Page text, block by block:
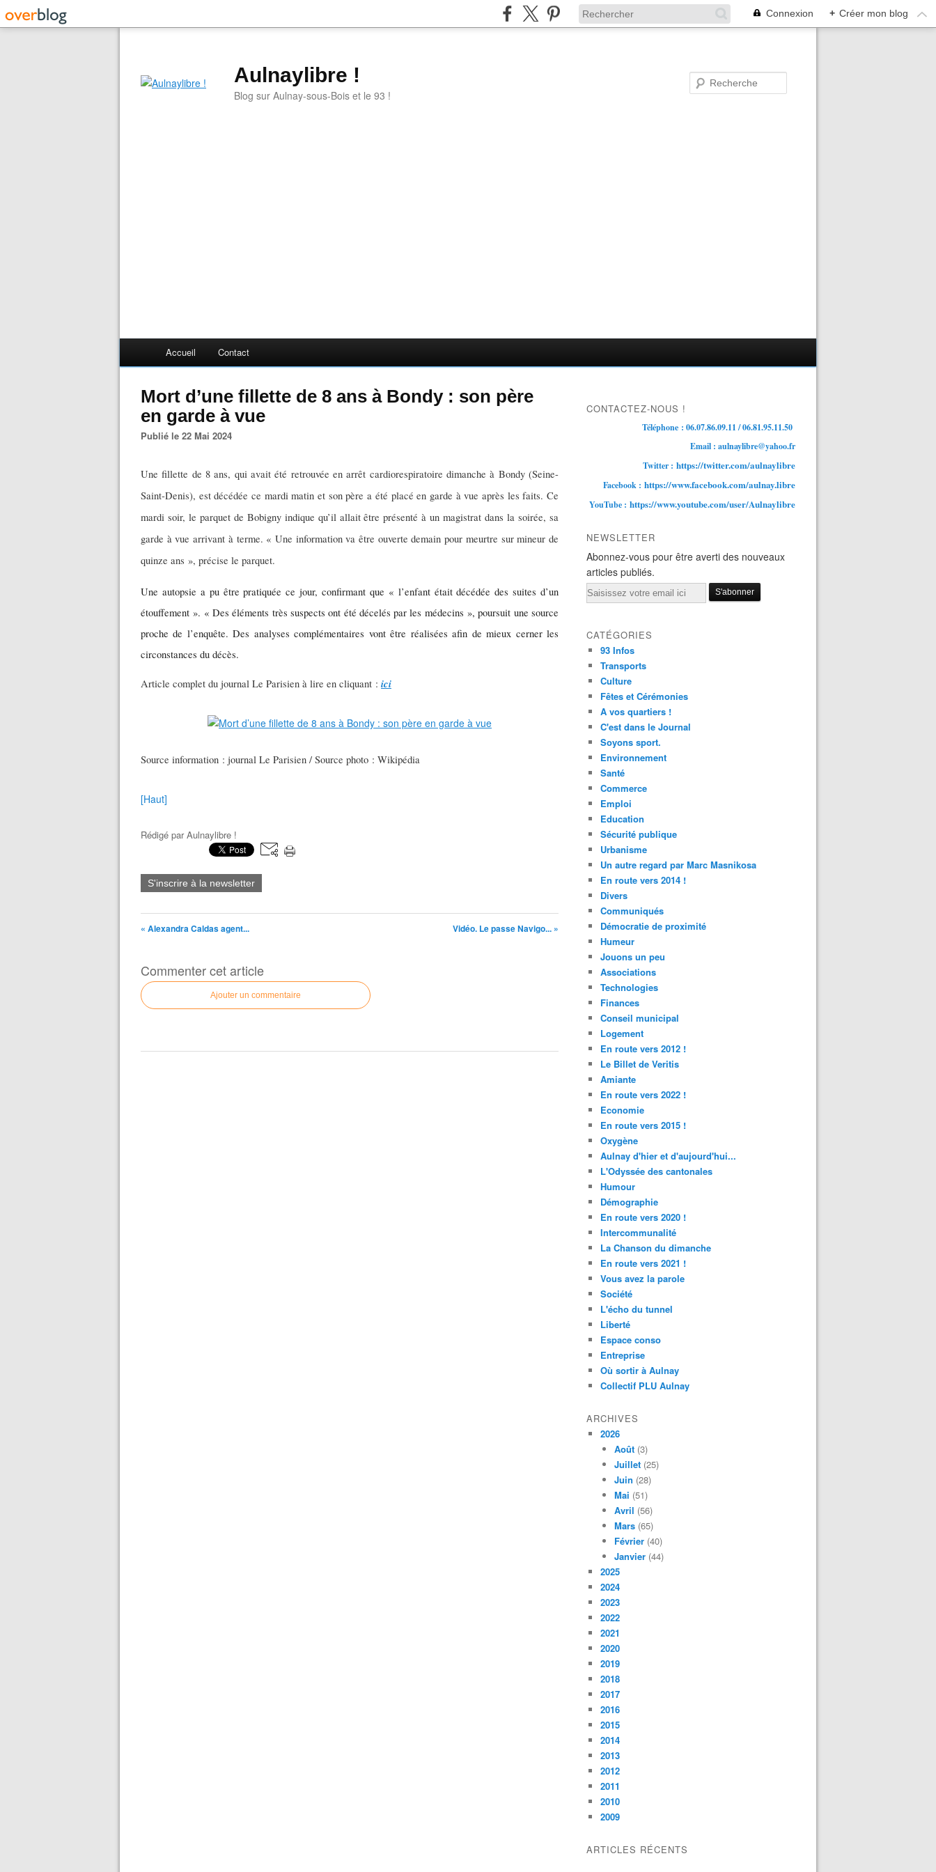
Connexion + Créer mon blog
Aulnaylibre !
Blog sur Aulnay-sous-Bois et le 93 !
Accueil Contact
Mort d’une fillette de 8 ans à Bondy : son père
en garde à vue
Publié le 22 Mai 2024
Une fillette de 8 ans, qui avait été retrouvée en arrêt cardiorespiratoire dimanche à Bondy (Seine-
Saint-Denis), est décédée ce mardi matin et son père a été placé en garde à vue après les faits. Ce
mardi soir, le parquet de Bobigny indique qu’il allait être présenté à un magistrat dans la soirée, sa
garde à vue arrivant à terme. « Une information va être ouverte demain pour meurtre sur mineur de
quinze ans », précise le parquet.
Une autopsie a pu être pratiquée ce jour, confirmant que « l’enfant était décédée des suites d’un
étouffement ». « Des éléments très suspects ont été décelés par les médecins », poursuit une source
proche de l’enquête. Des analyses complémentaires vont être réalisées afin de mieux cerner les
circonstances du décès.
Article complet du journal Le Parisien à lire en cliquant : ici
Source information : journal Le Parisien / Source photo : Wikipédia
[Haut]
Rédigé parAulnaylibre !
S'inscrire à la newsletter
« Alexandra Caldas agent... Vidéo. Le passe Navigo... »
Commenter cet article
Ajouter un commentaire
CONTACTEZ-NOUS !
Téléphone : 06.07.86.09.11 / 06.81.95.11.50
Email : aulnaylibre@yahoo.fr
Twitter : https://twitter.com/aulnaylibre
Facebook : https://www.facebook.com/aulnay.libre
YouTube : https://www.youtube.com/user/Aulnaylibre
NEWSLETTER
Abonnez-vous pour être averti des nouveaux
articles publiés.
Email
CATÉGORIES
93 Infos
Transports
Culture
Fêtes et Cérémonies
A vos quartiers !
C'est dans le Journal
Soyons sport.
Environnement
Santé
Commerce
Emploi
Education
Sécurité publique
Urbanisme
Un autre regard par Marc Masnikosa
En route vers 2014 !
Divers
Communiqués
Démocratie de proximité
Humeur
Jouons un peu
Associations
Technologies
Finances
Conseil municipal
Logement
En route vers 2012 !
Le Billet de Veritis
Amiante
En route vers 2022 !
Economie
En route vers 2015 !
Oxygène
Aulnay d'hier et d'aujourd'hui...
L'Odyssée des cantonales
Humour
Démographie
En route vers 2020 !
Intercommunalité
La Chanson du dimanche
En route vers 2021 !
Vous avez la parole
Société
L'écho du tunnel
Liberté
Espace conso
Entreprise
Où sortir à Aulnay
Collectif PLU Aulnay
ARCHIVES
2026
Août (3)
Juillet (25)
Juin (28)
Mai (51)
Avril (56)
Mars (65)
Février (40)
Janvier (44)
2025
2024
2023
2022
2021
2020
2019
2018
2017
2016
2015
2014
2013
2012
2011
2010
2009
ARTICLES RÉCENTS